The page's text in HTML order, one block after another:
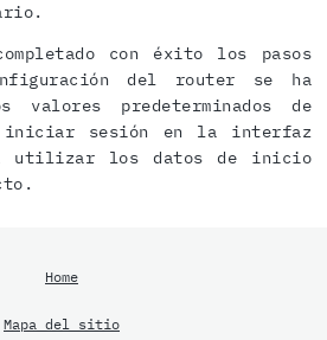
con éxito los pasos
del router se ha
valores predeterminados de
iniciar sesión en la interfaz
utilizar los datos de inicio
Home
Mapa del sitio